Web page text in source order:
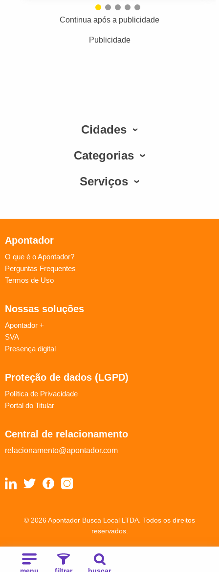
Continua após a publicidade
Publicidade
Cidades
Categorias
Serviços
Apontador
O que é o Apontador?
Perguntas Frequentes
Termos de Uso
Nossas soluções
Apontador +
SVA
Presença digital
Proteção de dados (LGPD)
Política de Privacidade
Portal do Titular
Central de relacionamento
relacionamento@apontador.com
© 2026 Apontador Busca Local LTDA. Todos os direitos
reservados.